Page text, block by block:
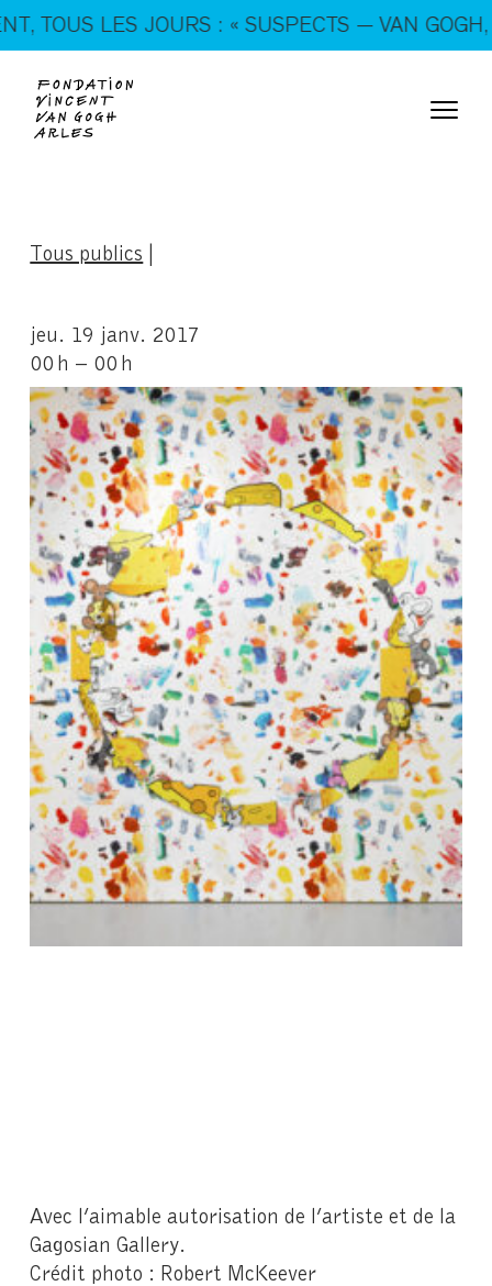
En ce moment, tous les jours : « SUSPECTS — VAN
GOGH, TRICKSTERS & CO. »
LES JOURS : « SUSPECTS — VAN GOGH,
Tous publics |
jeu. 19 janv. 2017
00 h – 00 h
Avec l’aimable autorisation de l’artiste et de la
Gagosian Gallery.
Crédit photo : Robert McKeever